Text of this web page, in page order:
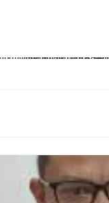
Sebanyak 283.054 Penumpang Melalui Bandara SAMS